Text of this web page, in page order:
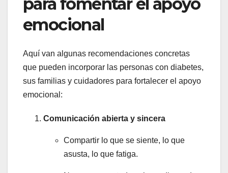
emocional
Aquí van algunas recomendaciones concretas
que pueden incorporar las personas con diabetes,
sus familias y cuidadores para fortalecer el apoyo
emocional:
Comunicación abierta y sincera
Compartir lo que se siente, lo que
asusta, lo que fatiga.